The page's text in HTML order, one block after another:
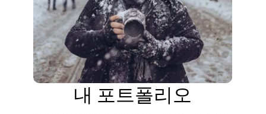
내 포트폴리오